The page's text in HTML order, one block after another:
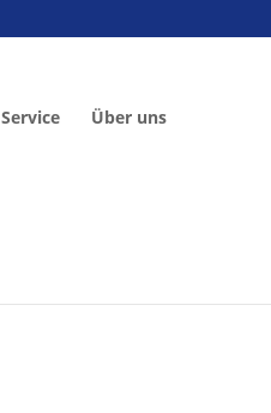
Service Über uns